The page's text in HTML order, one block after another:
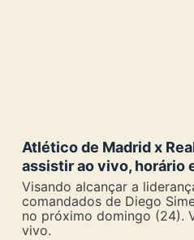
Atlético de Madrid x
assistir ao vivo, horário
Visando alcançar a
comandados de Diego
no próximo domingo (24).
vivo.